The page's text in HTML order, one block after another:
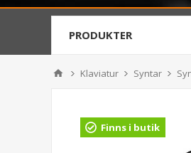
PRODUKTER
Klaviatur Syntar
Finns i butik